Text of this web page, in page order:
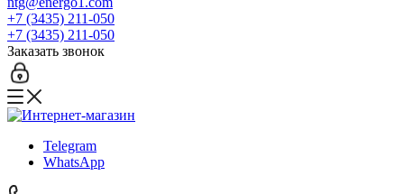
+7 (3435) 211-050
+7 (3435) 211-050
Заказать звонок
Telegram
WhatsApp